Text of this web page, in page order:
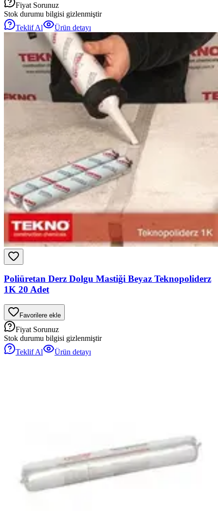
Fiyat Sorunuz
Stok durumu bilgisi gizlenmiştir
Teklif Al
Ürün detayı
Poliüretan Derz Dolgu Mastiği Beyaz Teknopoliderz
1K 20 Adet
Favorilere ekle
Fiyat Sorunuz
Stok durumu bilgisi gizlenmiştir
Teklif Al
Ürün detayı